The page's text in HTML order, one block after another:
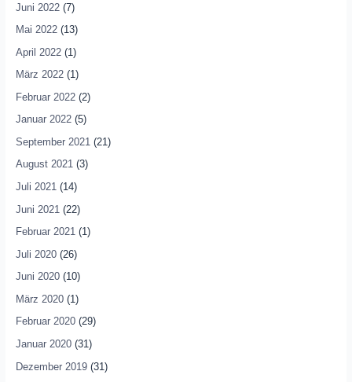
Juni 2022(7)
Mai 2022(13)
April 2022(1)
März 2022(1)
Februar 2022(2)
Januar 2022(5)
September 2021 (21)
August 2021(3)
Juli 2021(14)
Juni 2021 (22)
Februar 2021(1)
Juli 2020(26)
Juni 2020(10)
März 2020(1)
Februar 2020(29)
Januar 2020(31)
Dezember 2019(31)